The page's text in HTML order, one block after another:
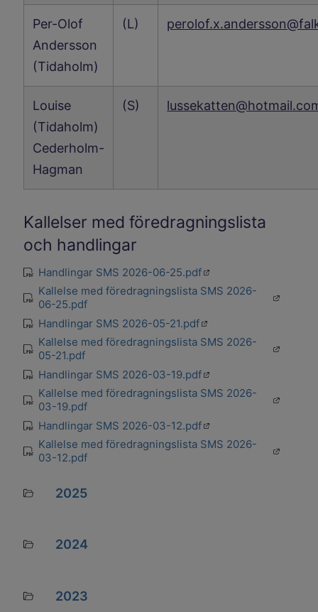
Per-Olof
Andersson
(Tidaholm)
(L)
Louise
(Tidaholm)
Cederholm-
Hagman
(S)
Kallelser med föredragningslista
och handlingar
pdfHandlingar SMS 2026-06-25.pdfÖppnas i en ny flik
pdf
Kallelse med föredragningslista SMS 2026-
06-25.pdf
Öppnas
pdfHandlingar SMS 2026-05-21.pdfÖppnas i en ny flik
pdf
Kallelse med föredragningslista SMS 2026-
05-21.pdf
Öppnas
pdfHandlingar SMS 2026-03-19.pdfÖppnas i en ny flik
pdf
Kallelse med föredragningslista SMS 2026-
03-19.pdf
Öppnas
pdfHandlingar SMS 2026-03-12.pdfÖppnas i en ny flik
pdf
Kallelse med föredragningslista SMS 2026-
03-12.pdf
Öppnas
Mapp 2025
Mapp 2024
Mapp 2023